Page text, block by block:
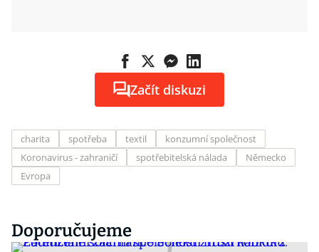
Začít diskuzi
charita spotřeba textil
konzumní společnost
Koronavirus - zahraničí
spotřebitelská nálada
Německo
Evropa
Doporučujeme